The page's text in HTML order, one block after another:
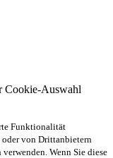
Cookie-Auswahl
Funktionalität
von Drittanbietern
Wenn Sie diese